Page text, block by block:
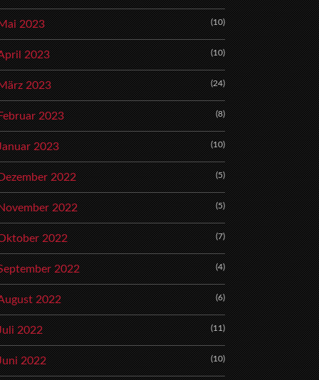
2023 (10)
2023 (10)
2023 (24)
2023 (8)
2023 (10)
2022 (5)
2022 (5)
2022 (7)
2022 (4)
2022 (6)
2022 (11)
2022 (10)